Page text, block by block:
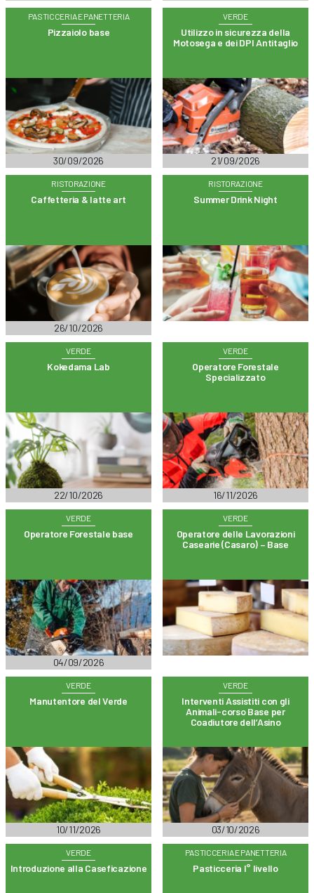
PASTICCERIA E PANETTERIA
Pizzaiolo base
30/09/2026
VERDE
Utilizzo in sicurezza della
Motosega e dei DPI Antitaglio
21/09/2026
RISTORAZIONE
Caffetteria & latte art
26/10/2026
RISTORAZIONE
Summer Drink Night
VERDE
Kokedama Lab
22/10/2026
VERDE
Operatore Forestale
Specializzato
16/11/2026
VERDE
Operatore Forestale base
04/09/2026
VERDE
Operatore delle Lavorazioni
Casearie (Casaro) – Base
VERDE
Manutentore del Verde
10/11/2026
VERDE
Interventi Assistiti con gli
Animali-corso Base per
Coadiutore dell’Asino
03/10/2026
VERDE
Introduzione alla Caseficazione
PASTICCERIA E PANETTERIA
Pasticceria I° livello